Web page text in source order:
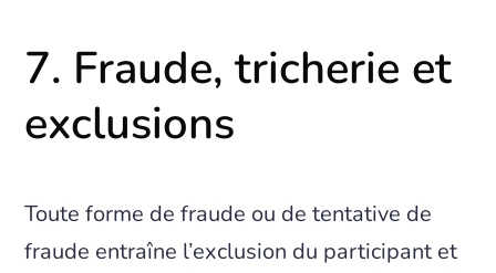
7. Fraude, tricherie et
exclusions
Toute forme de fraude ou de tentative de
fraude entraîne l’exclusion du participant et